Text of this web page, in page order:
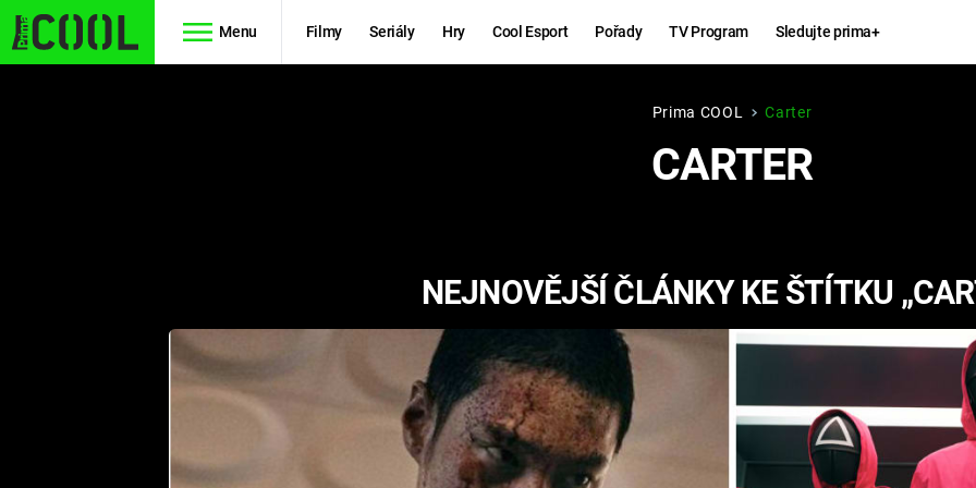
Menu Filmy Seriály Hry Cool Esport Pořady TV Program Sledujte prima+
RYCHLE A
ZBĚSILE 10
PREDÁTOR
KINGDOM
COME:
DELIVERANCE
ESPORT
CHUCK
NORRIS
Prima COOL Carter
CARTER
NEJNOVĚJŠÍ ČLÁNKY KE ŠTÍTKU